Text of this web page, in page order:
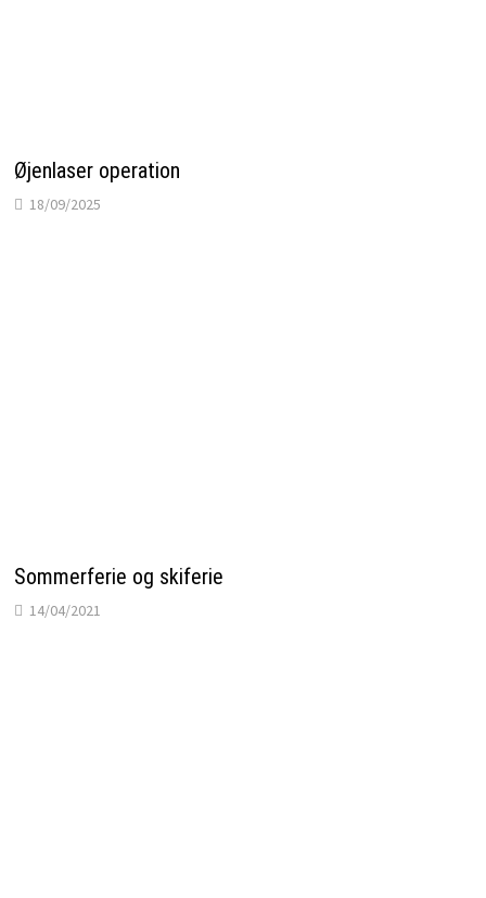
Øjenlaser operation
18/09/2025
Sommerferie og skiferie
14/04/2021